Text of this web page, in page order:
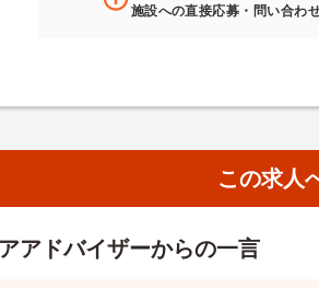
施設への直接応募・問い合わ
この求人
アドバイザーからの一言